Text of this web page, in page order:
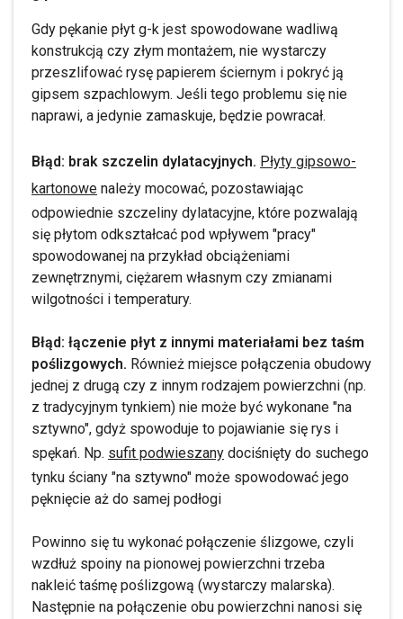
Gdy pękanie płyt g-k jest spowodowane wadliwą
konstrukcją czy złym montażem, nie wystarczy
przeszlifować rysę papierem ściernym i pokryć ją
gipsem szpachlowym. Jeśli tego problemu się nie
naprawi, a jedynie zamaskuje, będzie powracał.
Błąd: brak szczelin dylatacyjnych. Płyty gipsowo-
kartonowe należy mocować, pozostawiając
odpowiednie szczeliny dylatacyjne, które pozwalają
się płytom odkształcać pod wpływem "pracy"
spowodowanej na przykład obciążeniami
zewnętrznymi, ciężarem własnym czy zmianami
wilgotności i temperatury.
Błąd: łączenie płyt z innymi materiałami bez taśm
poślizgowych. Również miejsce połączenia obudowy
jednej z drugą czy z innym rodzajem powierzchni (np.
z tradycyjnym tynkiem) nie może być wykonane "na
sztywno", gdyż spowoduje to pojawianie się rys i
spękań. Np. sufit podwieszany dociśnięty do suchego
tynku ściany "na sztywno" może spowodować jego
pęknięcie aż do samej podłogi
Powinno się tu wykonać połączenie ślizgowe, czyli
wzdłuż spoiny na pionowej powierzchni trzeba
nakleić taśmę poślizgową (wystarczy malarska).
Następnie na połączenie obu powierzchni nanosi się